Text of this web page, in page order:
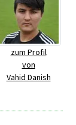
zum Profil
von
Vahid Danish